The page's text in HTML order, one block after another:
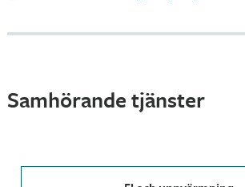
Samhörande tjänster